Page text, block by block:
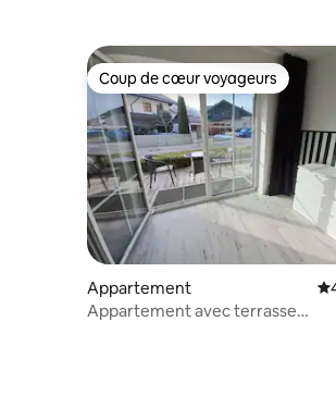
Coup de cœur voyageurs
Coup de cœur voyageurs
Appartement
Appartement avec terrasse